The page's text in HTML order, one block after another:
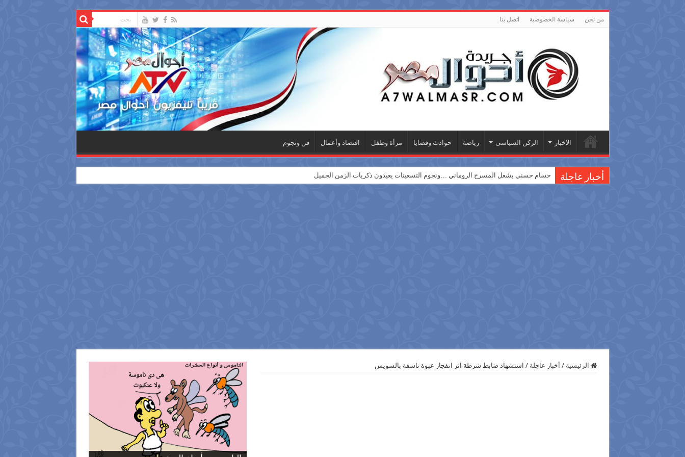
من نحن سياسة الخصوصية اتصل بنا
الاخبار الركن السياسى رياضة حوادث وقضايا مرأة وطفل اقتصاد وأعمال فن ونجوم
أخبار عاجلة حسام حسني يشعل المسرح الروماني …ونجوم التسعينات يعيدون ذكريات الزمن الجميل
الرئيسية / أخبار عاجلة / استشهاد ضابط شرطة اثر انفجار عبوة ناسفة بالسويس